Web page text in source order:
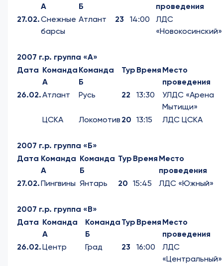
А
Б
проведения
27.02.Снежные
барсы
Атлант 23 14:00
ЛДС
«Новокосинский»
2007 г.р. группа «А»
Дата Команда
А
Команда
Б
Тур Время Место
проведения
26.02.Атлант Русь 22 13:30
УЛДС «Арена
Мытищи»
ЦСКА
Локомотив 20 13:15 ЛДС ЦСКА
2007 г.р. группа «Б»
Дата Команда
А
Команда
Б
Тур Время Место
проведения
27.02.Пингвины Янтарь 20 15:45 ЛДС «Южный»
2007 г.р. группа «В»
Дата Команда
А
Команда
Б
Тур Время Место
проведения
26.02.Центр Град 23 16:00
ЛДС
«Центральный»